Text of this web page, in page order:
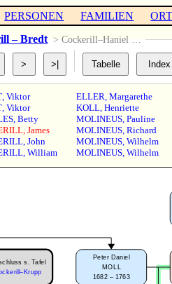
PERSONEN FAMILIEN
– Bredt > Cockerill–Haniel …
, Viktor
, Viktor
, Betty
, James
, John
, William
ELLER, Margarethe
KOLL, Henriette
MOLINEUS, Pauline
MOLINEUS, Richard
MOLINEUS, Wilhelm
MOLINEUS, Wilhelm
s. Tafel
Peter Daniel
MOLL
1682 – 1763